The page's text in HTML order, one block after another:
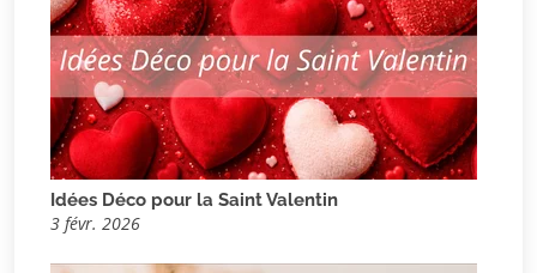
Idées Déco pour la Saint Valentin
3 févr. 2026